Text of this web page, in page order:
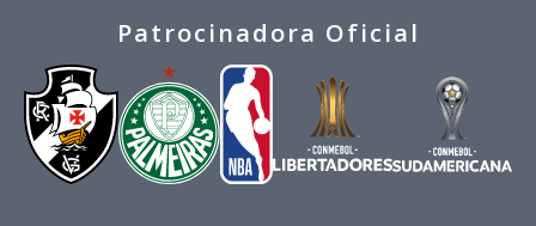
Patrocinadora Oficial